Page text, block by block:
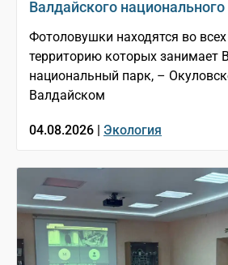
Валдайского национального
Фотоловушки находятся во всех
территорию которых занимает
национальный парк, –
Валдайском
04.08.2026 | Экология